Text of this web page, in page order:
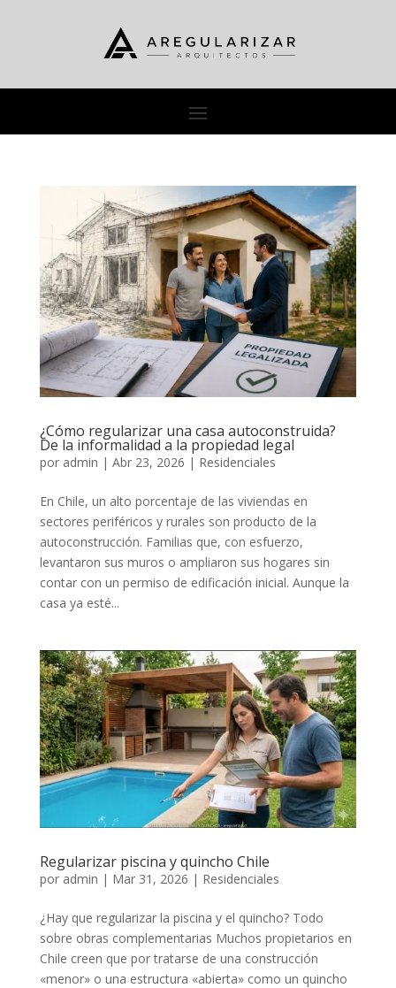
¿Cómo regularizar una casa autoconstruida?
De la informalidad a la propiedad legal
por admin | Abr 23, 2026 | Residenciales
En Chile, un alto porcentaje de las viviendas en
sectores periféricos y rurales son producto de la
autoconstrucción. Familias que, con esfuerzo,
levantaron sus muros o ampliaron sus hogares sin
contar con un permiso de edificación inicial. Aunque la
casa ya esté...
Regularizar piscina y quincho Chile
por admin | Mar 31, 2026 | Residenciales
¿Hay que regularizar la piscina y el quincho? Todo
sobre obras complementarias Muchos propietarios en
Chile creen que por tratarse de una construcción
«menor» o una estructura «abierta» como un quincho